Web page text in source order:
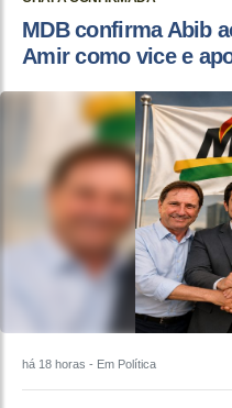
MDB confirma Abib
Amir como vice e
há 18 horas - Em Política